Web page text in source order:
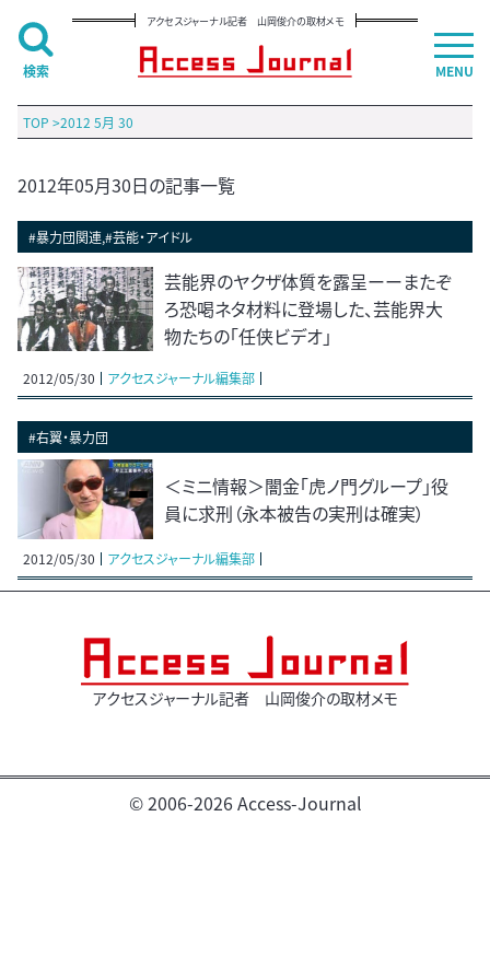
アクセスジャーナル記者 山岡俊介の取材メモ
TOP >2012 5月 30
2012年05月30日の記事一覧
#暴力団関連,#芸能・アイドル
芸能界のヤクザ体質を露呈ーーまたぞ
ろ恐喝ネタ材料に登場した、芸能界大
物たちの「任侠ビデオ」
2012/05/30 アクセスジャーナル編集部
#右翼・暴力団
＜ミニ情報＞闇金「虎ノ門グループ」役
員に求刑（永本被告の実刑は確実）
2012/05/30 アクセスジャーナル編集部
アクセスジャーナル記者 山岡俊介の取材メモ
© 2006-2026 Access-Journal
MENU
検索